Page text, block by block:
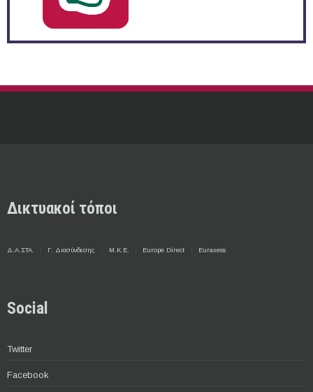
Δικτυακοί τόποι
Δ.Α.ΣΤΑ. Γ. Διασύνδεσης Μ.Κ.Ε. Europe Direct Euraxess
Social
Twitter
Facebook